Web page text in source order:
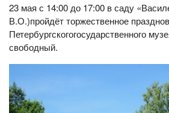
23 мая с 14:00 до 17:00 в саду
В.О.)пройдёт торжественное
Петербургскогогосударственного
свободный.